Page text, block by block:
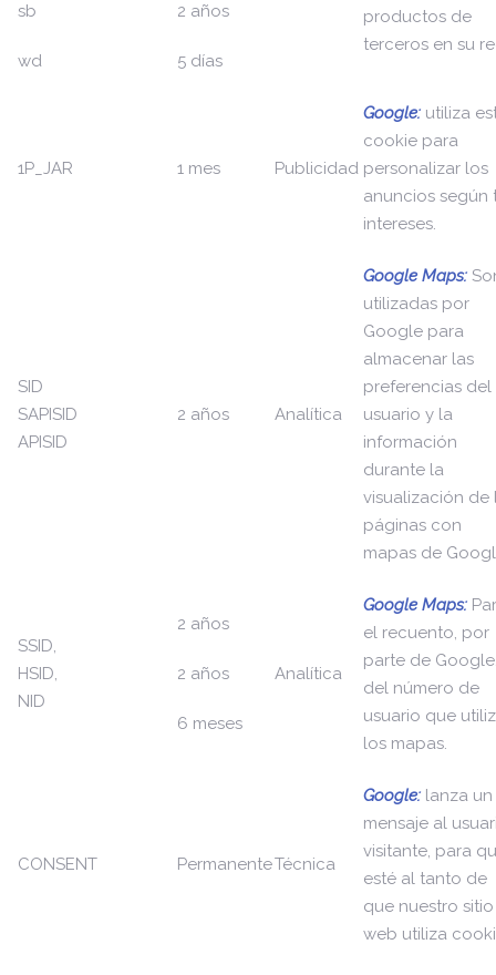
sb
wd
2 años
5 días
productos de
terceros en su
1P_JAR 1 mes Publicidad
Google: utiliza
cookie para
personalizar los
anuncios según
intereses.
SID
SAPISID
APISID
2 años Analítica
Google Maps:
utilizadas por
Google para
almacenar las
preferencias del
usuario y la
información
durante la
visualización de
páginas con
mapas de
SSID,
HSID,
NID
2 años
2 años
6 meses
Analítica
Google Maps:
el recuento, por
parte de
del número de
usuario que
los mapas.
CONSENT PermanenteTécnica
Google: lanza un
mensaje al
visitante, para
esté al tanto de
que nuestro sitio
web utiliza